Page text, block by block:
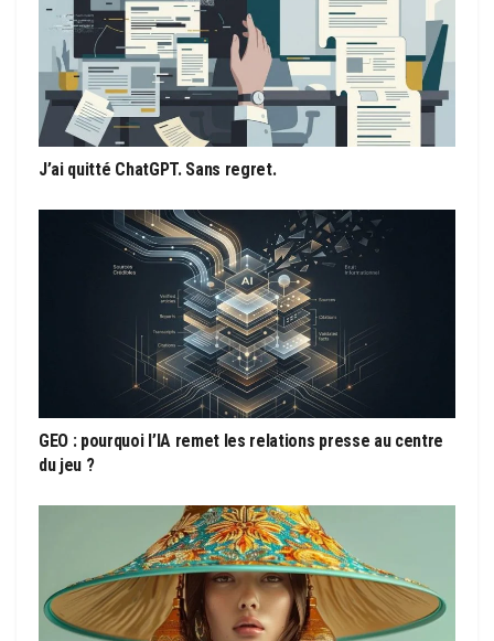
J’ai quitté ChatGPT. Sans regret.
GEO : pourquoi l’IA remet les relations presse au centre
du jeu ?